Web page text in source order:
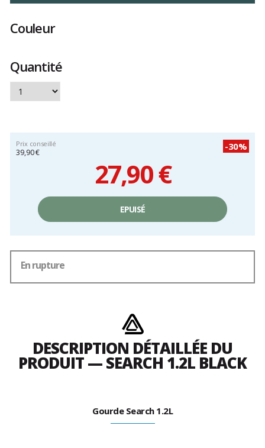
Couleur
Quantité
Prix conseillé
39,90 €
-30%
27,90 €
unitaire,
EPUISÉ
En rupture
DESCRIPTION DÉTAILLÉE DU
PRODUIT — SEARCH 1.2L BLACK
Gourde Search 1.2L